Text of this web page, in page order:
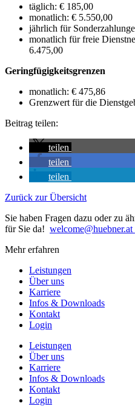
täglich: € 185,00
monatlich: € 5.550,00
jährlich für
monatlich für freie
6.475,00
Geringfügigkeitsgrenzen
monatlich: € 475,86
Grenzwert für die
Beitrag teilen:
teilen
teilen
teilen
Zurück zur Übersicht
Sie haben Fragen dazu oder zu
für Sie da! welcome@huebner.at
Mehr erfahren
Leistungen
Über uns
Karriere
Infos & Downloads
Kontakt
Login
Leistungen
Über uns
Karriere
Infos & Downloads
Kontakt
Login